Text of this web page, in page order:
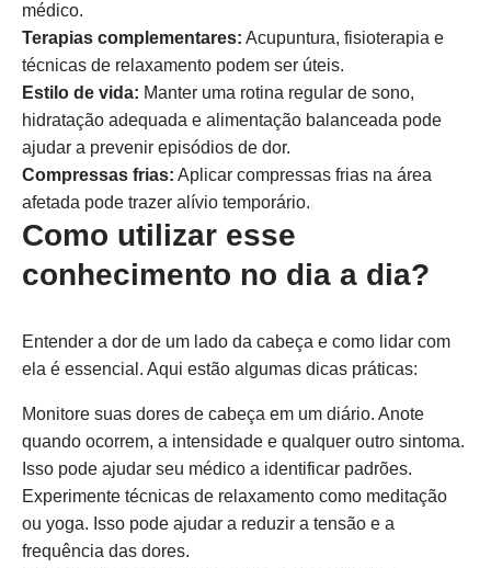
médico.
Terapias complementares: Acupuntura, fisioterapia e
técnicas de relaxamento podem ser úteis.
Estilo de vida: Manter uma rotina regular de sono,
hidratação adequada e alimentação balanceada pode
ajudar a prevenir episódios de dor.
Compressas frias: Aplicar compressas frias na área
afetada pode trazer alívio temporário.
Como utilizar esse
conhecimento no dia a dia?
Entender a dor de um lado da cabeça e como lidar com
ela é essencial. Aqui estão algumas dicas práticas:
Monitore suas dores de cabeça em um diário. Anote
quando ocorrem, a intensidade e qualquer outro sintoma.
Isso pode ajudar seu médico a identificar padrões.
Experimente técnicas de relaxamento como meditação
ou yoga. Isso pode ajudar a reduzir a tensão e a
frequência das dores.